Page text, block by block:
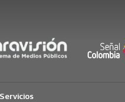
Servicios